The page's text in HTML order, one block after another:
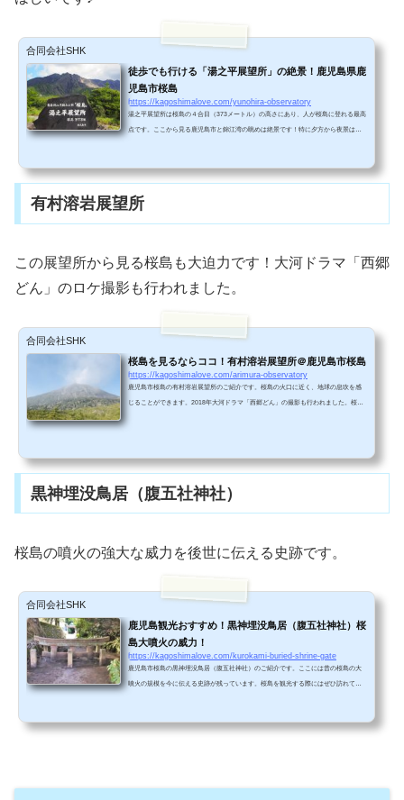
合同会社SHK
徒歩でも行ける「湯之平展望所」の絶景！鹿児島県鹿
児島市桜島
https://kagoshimalove.com/yunohira-observatory
湯之平展望所は桜島の４合目（373メートル）の高さにあり、人が桜島に登れる最高
点です。ここから見る鹿児島市と錦江湾の眺めは絶景です！特に夕方から夜景は感
合は下の写真の左側の駐車場に停めてから、階段を上って...
有村溶岩展望所
この展望所から見る桜島も大迫力です！大河ドラマ「西郷
どん」のロケ撮影も行われました。
合同会社SHK
桜島を見るならココ！有村溶岩展望所＠鹿児島市桜島
https://kagoshimalove.com/arimura-observatory
鹿児島市桜島の有村溶岩展望所のご紹介です。桜島の火口に近く、地球の息吹を感
じることができます。2018年大河ドラマ「西郷どん」の撮影も行われました。桜島
黒神埋没鳥居（腹五社神社）
桜島の噴火の強大な威力を後世に伝える史跡です。
合同会社SHK
鹿児島観光おすすめ！黒神埋没鳥居（腹五社神社）桜
島大噴火の威力！
https://kagoshimalove.com/kurokami-buried-shrine-gate
鹿児島市桜島の黒神埋没鳥居（腹五社神社）のご紹介です。ここには昔の桜島の大
噴火の規模を今に伝える史跡が残っています。桜島を観光する際にはぜひ訪れてほ